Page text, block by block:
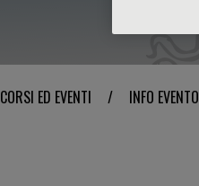
CORSI ED EVENTI / INFO EVENTO